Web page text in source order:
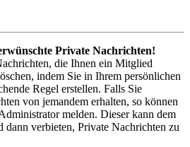
Private Nachrichten!
die Ihnen ein Mitglied
indem Sie in Ihrem persönlichen
Regel erstellen. Falls Sie
von jemandem erhalten, so können
melden. Dieser kann dem
dann verbieten, Private Nachrichten zu